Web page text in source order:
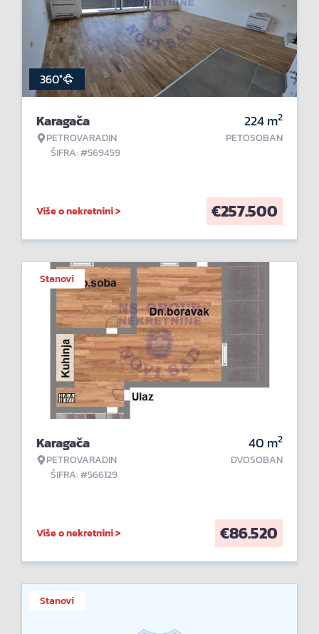
360°
Karagača
PETROVARADIN
ŠIFRA: #569459
224m2
PETOSOBAN
Više o nekretnini > €257.500
Stanovi
Karagača
PETROVARADIN
ŠIFRA: #566129
40 m2
DVOSOBAN
Više o nekretnini > €86.520
Stanovi